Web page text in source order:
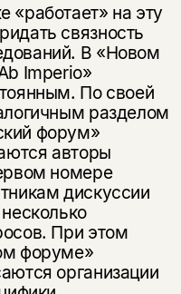
«работает» на эту
связность
В «Новом
Imperio»
По своей
разделом
форум»
авторы
номере
дискуссии
При этом
форуме»
организации